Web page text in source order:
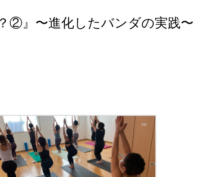
？②』〜進化したバンダの実践〜